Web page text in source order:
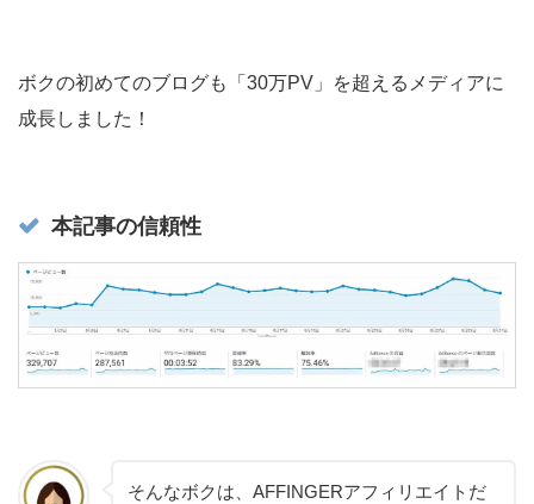
ボクの初めてのブログも「30万PV」を超えるメディアに
成長しました！
本記事の信頼性
そんなボクは、AFFINGERアフィリエイトだ